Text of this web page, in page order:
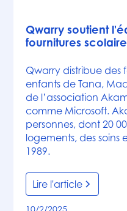
Qwarry soutient
fournitures
Qwarry distribue des
enfants de Tana,
de l’association
comme Microsoft.
personnes, dont 20
logements, des
1989.
Lire l'article